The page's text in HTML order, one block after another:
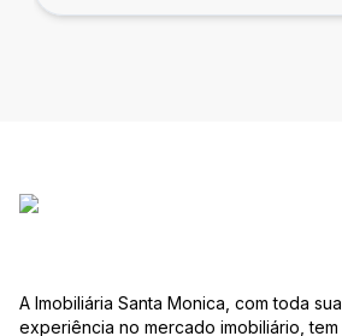
A Imobiliária Santa Monica, com toda sua
experiência no mercado imobiliário, tem